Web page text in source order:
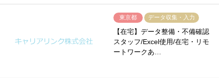
東京都 データ収集・入力
【在宅】データ整備・不備確認
スタッフ/Excel使用/在宅・リモ
ートワークあ…